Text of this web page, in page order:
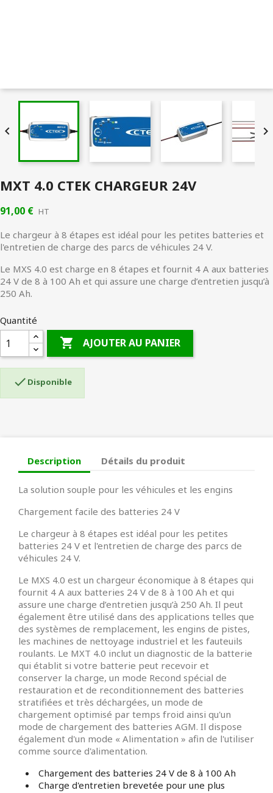
 
MXT 4.0 CTEK CHARGEUR 24V
91,00 € HT
Le chargeur à 8 étapes est idéal pour les petites batteries et
l'entretien de charge des parcs de véhicules 24 V.
Le MXS 4.0 est charge en 8 étapes et fournit 4 A aux batteries
24 V de 8 à 100 Ah et qui assure une charge d’entretien jusqu’à
250 Ah.
Quantité
 AJOUTER AU PANIER
 Disponible
Description Détails du produit
La solution souple pour les véhicules et les engins
Chargement facile des batteries 24 V
Le chargeur à 8 étapes est idéal pour les petites
batteries 24 V et l'entretien de charge des parcs de
véhicules 24 V.
Le MXS 4.0 est un chargeur économique à 8 étapes qui
fournit 4 A aux batteries 24 V de 8 à 100 Ah et qui
assure une charge d’entretien jusqu’à 250 Ah. Il peut
également être utilisé dans des applications telles que
des systèmes de remplacement, les engins de pistes,
les machines de nettoyage industriel et les fauteuils
roulants. Le MXT 4.0 inclut un diagnostic de la batterie
qui établit si votre batterie peut recevoir et
conserver la charge, un mode Recond spécial de
restauration et de reconditionnement des batteries
stratifiées et très déchargées, un mode de
chargement optimisé par temps froid ainsi qu'un
mode de chargement des batteries AGM. Il dispose
également d'un mode « Alimentation » afin de l'utiliser
comme source d'alimentation.
Chargement des batteries 24 V de 8 à 100 Ah
Charge d'entretien brevetée pour une plus